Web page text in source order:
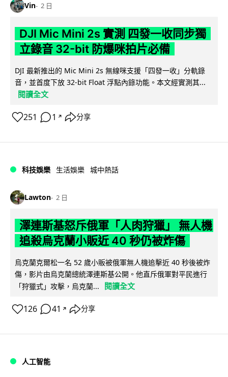
Vin 2 日
DJI Mic Mini 2s 實測 四發一收同步獨
立錄音 32-bit 防爆咪拍片必備
DJI 最新推出的 Mic Mini 2s 無線咪支援「四發一收」分軌錄
音，並首度下放 32-bit Float 浮點內錄功能。本文經實測其...
閱讀全文
251 1 ↗ 分享
科技娛樂 生活娛樂 城中熱話
Lawton 2 日
澤連斯基怒斥俄軍「人肉狩獵」 無人機
追殺烏克蘭小販近 40 秒仍被炸傷
烏克蘭克爾松一名 52 歲小販被俄軍無人機追擊近 40 秒後被炸
傷，影片由烏克蘭總統澤連斯基公開。他直斥俄軍對平民進行
「狩獵式」攻擊，烏克蘭...
閱讀全文
126 41 ↗ 分享
人工智能